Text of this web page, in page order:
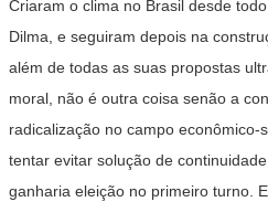
Criaram o clima no Brasil desde
Dilma, e seguiram depois na
além de todas as suas propostas
moral, não é outra coisa senão a
radicalização no campo
tentar evitar solução de
ganharia eleição no primeiro turno.